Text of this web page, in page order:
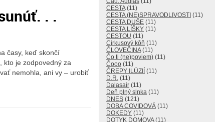
. .
časy, keď skončí
kto je zodpovedný za
nemohla, ani vy – urobiť
CESTA(11)
CESTA (NE)SPRAVODLIVOSTI (11)
CESTA DUŠE (11)
CESTA LÍŠKY (11)
CESTOU (11)
Cirkusový kôň (11)
ČLOVEČINA(11)
Čo ti (ne)poviem) (11)
Čooo (11)
ČREPY ILÚZIÍ
(11)
D.R. (11)
Dalasair (11)
Deň plný slnka (11)
DNES (121)
DOBA COVIDOVÁ (11)
DOKEDY (11)
DOTYK DOMOVA(11)